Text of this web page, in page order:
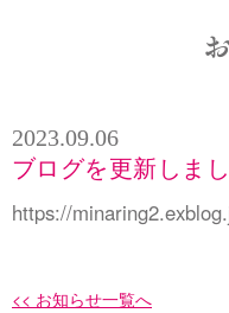
2023.09.06
ブログを更新しま
https://
<< お知らせ一覧へ